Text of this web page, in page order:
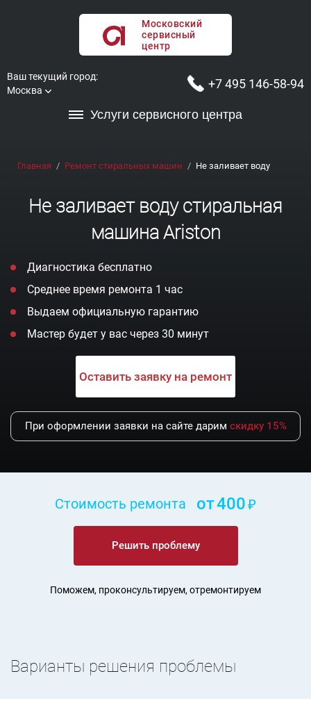
Московский
сервисный
центр
Ваш текущий город:
Москва
+7 495 146-58-94
Услуги сервисного центра
Главная Ремонт стиральных машин Не заливает воду
Не заливает воду стиральная
машина Ariston
Диагностика бесплатно
Среднее время ремонта 1 час
Выдаем официальную гарантию
Мастер будет у вас через 30 минут
Оставить заявку на ремонт
При оформлении заявки на сайте дарим скидку 15%
Стоимость ремонта от400
Решить проблему
Поможем, проконсультируем, отремонтируем
Варианты решения проблемы